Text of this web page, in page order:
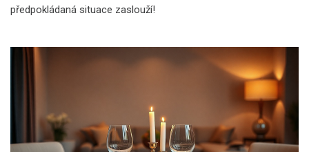
předpokládaná situace zaslouží!